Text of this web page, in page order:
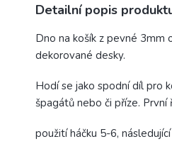
Detailní popis
Dno na košík z pevné 3mm
dekorované desky.
Hodí se jako spodní díl pro
špagátů nebo či příze.
použití háčku 5-6,